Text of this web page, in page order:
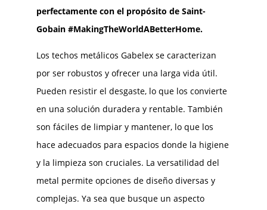
perfectamente con el propósito de Saint-
Gobain #MakingTheWorldABetterHome.
Los techos metálicos Gabelex se caracterizan
por ser robustos y ofrecer una larga vida útil.
Pueden resistir el desgaste, lo que los convierte
en una solución duradera y rentable. También
son fáciles de limpiar y mantener, lo que los
hace adecuados para espacios donde la higiene
y la limpieza son cruciales. La versatilidad del
metal permite opciones de diseño diversas y
complejas. Ya sea que busque un aspecto